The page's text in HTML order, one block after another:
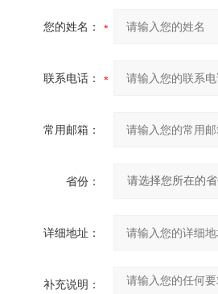
您的姓名：
联系电话：
常用邮箱：
省份：
详细地址：
补充说明：